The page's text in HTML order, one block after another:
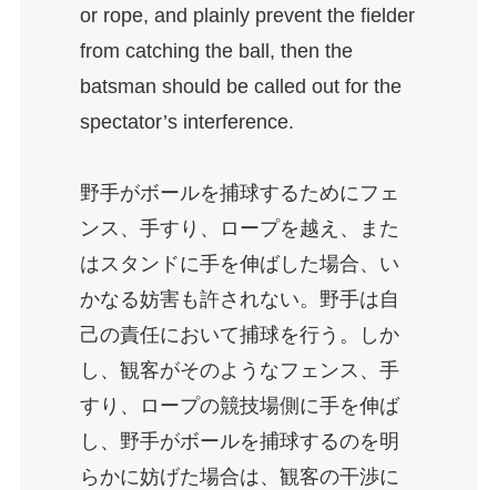
or rope, and plainly prevent the fielder
from catching the ball, then the
batsman should be called out for the
spectator’s interference.
野手がボールを捕球するためにフェ
ンス、手すり、ロープを越え、また
はスタンドに手を伸ばした場合、い
かなる妨害も許されない。野手は自
己の責任において捕球を行う。しか
し、観客がそのようなフェンス、手
すり、ロープの競技場側に手を伸ば
し、野手がボールを捕球するのを明
らかに妨げた場合は、観客の干渉に